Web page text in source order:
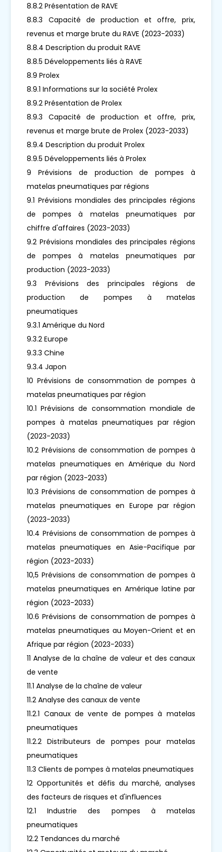
8.8.2 Présentation de RAVE
8.8.3 Capacité de production et offre, prix,
revenus et marge brute du RAVE (2023-2033)
8.8.4 Description du produit RAVE
8.8.5 Développements liés à RAVE
8.9 Prolex
8.9.1 Informations sur la société Prolex
8.9.2 Présentation de Prolex
8.9.3 Capacité de production et offre, prix,
revenus et marge brute de Prolex (2023-2033)
8.9.4 Description du produit Prolex
8.9.5 Développements liés à Prolex
9 Prévisions de production de pompes à
matelas pneumatiques par régions
9.1 Prévisions mondiales des principales régions
de pompes à matelas pneumatiques par
chiffre d'affaires (2023-2033)
9.2 Prévisions mondiales des principales régions
de pompes à matelas pneumatiques par
production (2023-2033)
9.3 Prévisions des principales régions de
production de pompes à matelas
pneumatiques
9.3.1 Amérique du Nord
9.3.2 Europe
9.3.3 Chine
9.3.4 Japon
10 Prévisions de consommation de pompes à
matelas pneumatiques par région
10.1 Prévisions de consommation mondiale de
pompes à matelas pneumatiques par région
(2023-2033)
10.2 Prévisions de consommation de pompes à
matelas pneumatiques en Amérique du Nord
par région (2023-2033)
10.3 Prévisions de consommation de pompes à
matelas pneumatiques en Europe par région
(2023-2033)
10.4 Prévisions de consommation de pompes à
matelas pneumatiques en Asie-Pacifique par
région (2023-2033)
10,5 Prévisions de consommation de pompes à
matelas pneumatiques en Amérique latine par
région (2023-2033)
10.6 Prévisions de consommation de pompes à
matelas pneumatiques au Moyen-Orient et en
Afrique par région (2023-2033)
11 Analyse de la chaîne de valeur et des canaux
de vente
11.1 Analyse de la chaîne de valeur
11.2 Analyse des canaux de vente
11.2.1 Canaux de vente de pompes à matelas
pneumatiques
11.2.2 Distributeurs de pompes pour matelas
pneumatiques
11.3 Clients de pompes à matelas pneumatiques
12 Opportunités et défis du marché, analyses
des facteurs de risques et d'influences
12.1 Industrie des pompes à matelas
pneumatiques
12.2 Tendances du marché